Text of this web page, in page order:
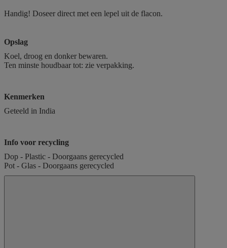
Handig! Doseer direct met een lepel uit de flacon.
Opslag
Koel, droog en donker bewaren.
Ten minste houdbaar tot: zie verpakking.
Kenmerken
Geteeld in India
Info voor recycling
Dop - Plastic - Doorgaans gerecycled
Pot - Glas - Doorgaans gerecycled